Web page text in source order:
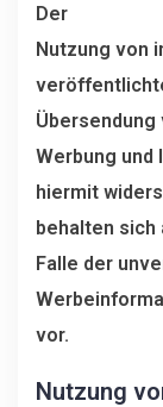
Der
Nutzung von
Werbung und
hiermit
behalten
Falle der
vor.
Nutzung